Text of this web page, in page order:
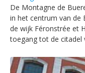
De Montagne de
in het centrum van de
de wijk Féronstrée et
toegang tot de citadel